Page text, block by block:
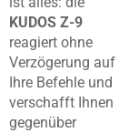
KUDOS Z-9
reagiert ohne
Verzögerung auf
Ihre Befehle und
verschafft Ihnen
gegenüber